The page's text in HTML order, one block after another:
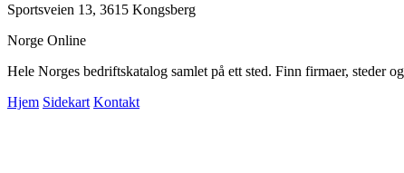
Sportsveien 13, 3615 Kongsberg
Norge Online
Hele Norges bedriftskatalog samlet på ett sted. Finn firmaer, steder
Hjem Sidekart Kontakt